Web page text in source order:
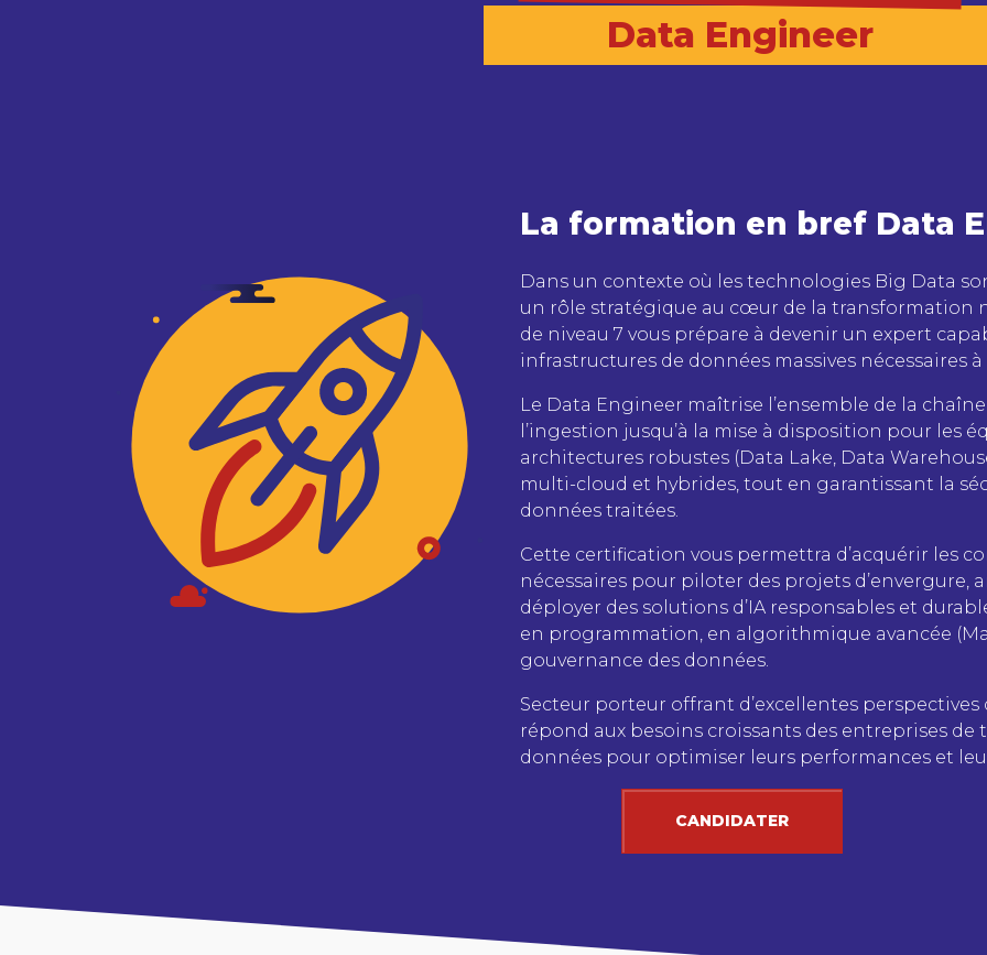
Data Engineer
La formation en bref Data
Dans un contexte où les technologies Big Data
un rôle stratégique au cœur de la transformation
de niveau 7 vous prépare à devenir un expert
infrastructures de données massives nécessaires
Le Data Engineer maîtrise l’ensemble de la
l’ingestion jusqu’à la mise à disposition pour les
architectures robustes (Data Lake, Data
multi-cloud et hybrides, tout en garantissant la
données traitées.
Cette certification vous permettra d’acquérir les
nécessaires pour piloter des projets
déployer des solutions d’IA responsables et
en programmation, en algorithmique avancée
gouvernance des données.
Secteur porteur offrant d’excellentes
répond aux besoins croissants des entreprises
données pour optimiser leurs performances et
CANDIDATER